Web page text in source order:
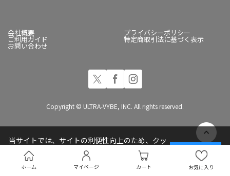
ホーム マイページ カート お気に入り
会社概要 プライバシーポリシー
ご利用ガイド 特定商取引法に基づく表示
お問い合わせ
Copyright © ULTRA-VYBE, INC. All rights reserved.
当サイトでは、サイトの利便性向上のため、クッ
キー(Cookie)を使用しています
プライバシーポリシー
承諾する